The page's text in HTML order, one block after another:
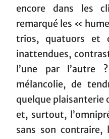
encore dans les
remarqué les «
trios, quatuors et
inattendues,
l’une par l’autre
mélancolie, de
quelque plaisanterie
et, surtout,
sans son contraire,